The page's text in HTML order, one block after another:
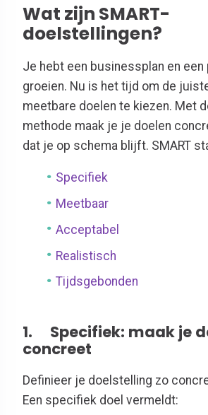
Wat zijn SMART-
doelstellingen?
Je hebt een businessplan en een
groeien. Nu is het tijd om de
meetbare doelen te kiezen. Met
methode maak je je doelen
dat je op schema blijft. SMART
Specifiek
Meetbaar
Acceptabel
Realistisch
Tijdsgebonden
1. Specifiek: maak je
concreet
Definieer je doelstelling zo
Een specifiek doel vermeldt: